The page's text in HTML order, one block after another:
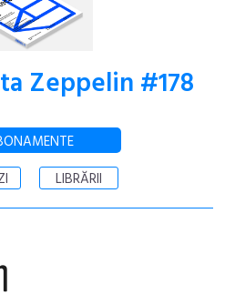
Zeppelin #178
LIBRĂRII